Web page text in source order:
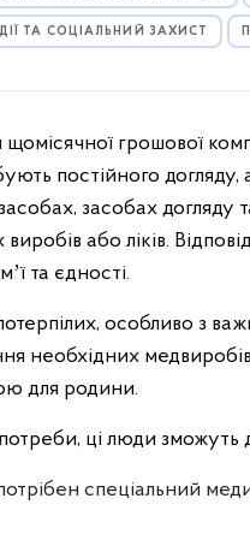
ТА СОЦІАЛЬНИЙ ЗАХИСТ
щомісячної грошової
постійного
засобах
або ліків.
та єдності.
особливо з
необхідних
для родини.
ці люди
спеціальний